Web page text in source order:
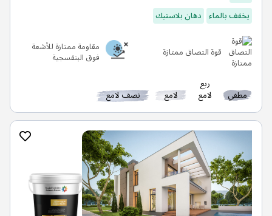
يخفف بالماء دهان بلاستيك
قوة التصاق ممتازة مقاومة ممتازة للأشعة
فوق البنفسجية
مطفي
ربع
لامع لامع نصف لامع